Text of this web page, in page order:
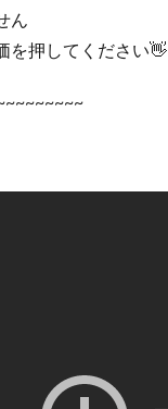
ん
を押してください👋